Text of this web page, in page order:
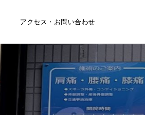
アクセス・お問い合わせ